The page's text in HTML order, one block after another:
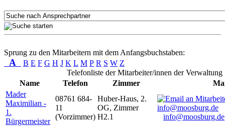
Sprung zu den Mitarbeitern mit dem Anfangsbuchstaben:
A B E F G H J K L M P R S W Z
Telefonliste der Mitarbeiter/innen der Verwaltung
Name
Telefon Zimmer
Mader
Maximilian -
1.
Bürgermeister
08761 684-
11
(Vorzimmer)
Huber-Haus, 2.
OG, Zimmer
H2.1
info@moosburg.de